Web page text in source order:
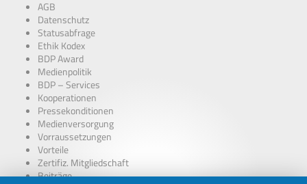
AGB
Datenschutz
Statusabfrage
Ethik Kodex
BDP Award
Medienpolitik
BDP – Services
Kooperationen
Pressekonditionen
Medienversorgung
Vorraussetzungen
Vorteile
Zertifiz. Mitgliedschaft
Beiträge